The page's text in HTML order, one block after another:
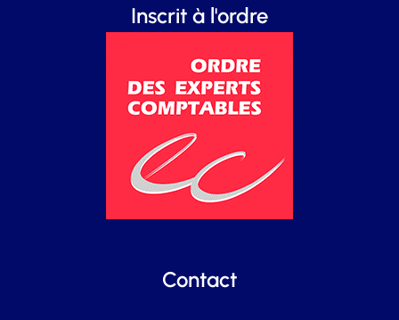
Inscrit à l'ordre
Contact